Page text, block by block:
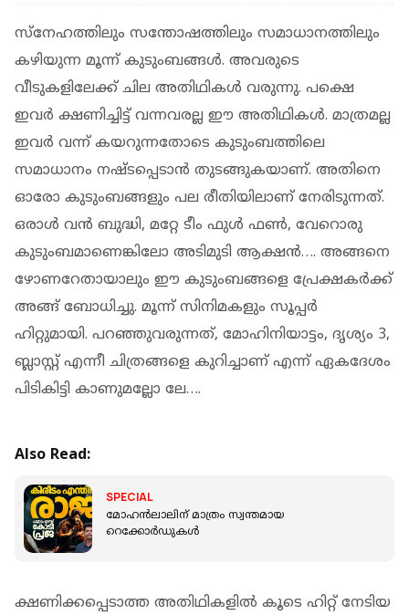
സ്നേഹത്തിലും സന്തോഷത്തിലും സമാധാനത്തിലും
കഴിയുന്ന മൂന്ന് കുടുംബങ്ങള്‍. അവരുടെ
വീടുകളിലേക്ക് ചില അതിഥികള്‍ വരുന്നു. പക്ഷെ
ഇവര്‍ ക്ഷണിച്ചിട്ട് വന്നവരല്ല ഈ അതിഥികള്‍. മാത്രമല്ല
ഇവര്‍ വന്ന് കയറുന്നതോടെ കുടുംബത്തിലെ
സമാധാനം നഷ്ടപ്പെടാന്‍ തുടങ്ങുകയാണ്. അതിനെ
ഓരോ കുടുംബങ്ങളും പല രീതിയിലാണ് നേരിടുന്നത്.
ഒരാള്‍ വന്‍ ബുദ്ധി, മറ്റേ ടീം ഫുള്‍ ഫണ്‍, വേറൊരു
കുടുംബമാണെങ്കിലോ അടിമുടി ആക്ഷന്‍…. അങ്ങനെ
ഴോണറേതായാലും ഈ കുടുംബങ്ങളെ പ്രേക്ഷകര്‍ക്ക്
അങ്ങ് ബോധിച്ചു. മൂന്ന് സിനിമകളും സൂപ്പര്‍
ഹിറ്റുമായി. പറഞ്ഞുവരുന്നത്, മോഹിനിയാട്ടം, ദൃശ്യം 3,
ബ്ലാസ്റ്റ് എന്നീ ചിത്രങ്ങളെ കുറിച്ചാണ് എന്ന് ഏകദേശം
പിടികിട്ടി കാണുമല്ലോ ലേ….
Also Read:
SPECIAL
മോഹൻലാലിന് മാത്രം സ്വന്തമായ
റെക്കോർഡുകൾ
ക്ഷണിക്കപ്പെടാത്ത അതിഥികളില്‍ കൂടെ ഹിറ്റ് നേടിയ